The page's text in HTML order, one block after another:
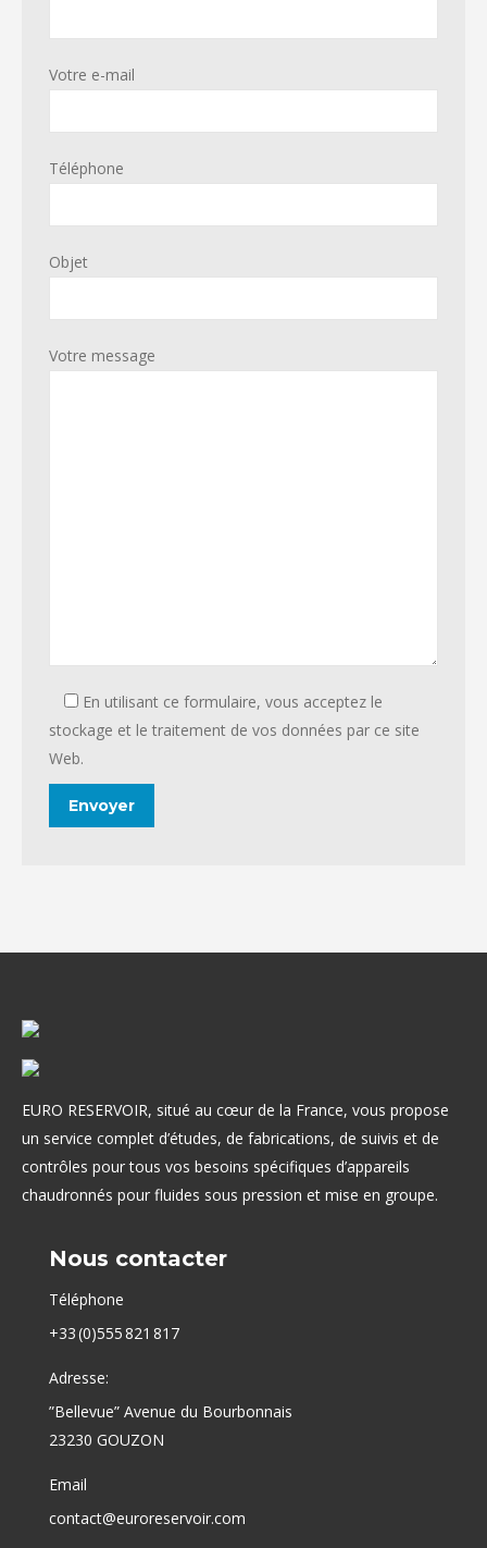
Votre e-mail
Téléphone
Objet
Votre message
En utilisant ce formulaire, vous acceptez le
stockage et le traitement de vos données par ce site
Web.
EURO RESERVOIR, situé au cœur de la France, vous propose
un service complet d’études, de fabrications, de suivis et de
contrôles pour tous vos besoins spécifiques d’appareils
chaudronnés pour fluides sous pression et mise en groupe.
Nous contacter
Téléphone
+33 (0)555 821 817
Adresse:
”Bellevue” Avenue du Bourbonnais
23230 GOUZON
Email
contact@euroreservoir.com